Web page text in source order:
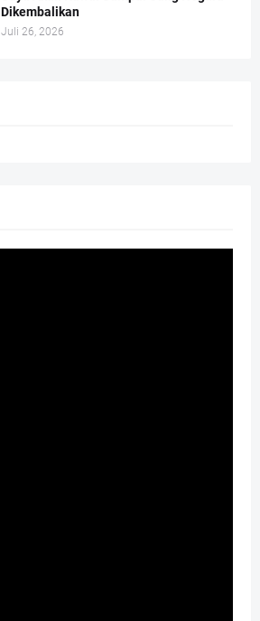
Dikembalikan
Juli 26, 2026